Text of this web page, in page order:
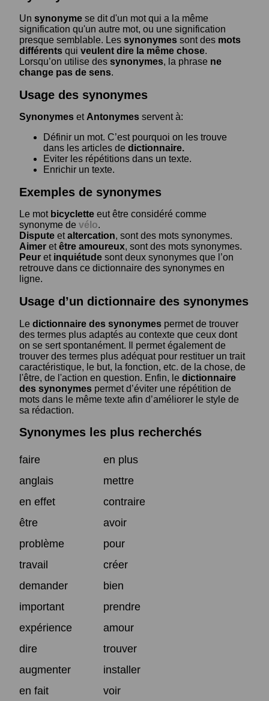
Un synonyme se dit d'un mot qui a la même
signification qu'un autre mot, ou une signification
presque semblable. Les synonymes sont des mots
différents qui veulent dire la même chose.
Lorsqu’on utilise des synonymes, la phrase ne
change pas de sens.
Usage des synonymes
Synonymes et Antonymes servent à:
Définir un mot. C’est pourquoi on les trouve
dans les articles de dictionnaire.
Eviter les répétitions dans un texte.
Enrichir un texte.
Exemples de synonymes
Le mot bicyclette eut être considéré comme
synonyme de vélo.
Dispute etaltercation, sont des mots synonymes.
Aimer etêtre amoureux, sont des mots synonymes.
Peur et inquiétude sont deux synonymes que l’on
retrouve dans ce dictionnaire des synonymes en
ligne.
Usage d’un dictionnaire des synonymes
Le dictionnaire des synonymes permet de trouver
des termes plus adaptés au contexte que ceux dont
on se sert spontanément. Il permet également de
trouver des termes plus adéquat pour restituer un trait
caractéristique, le but, la fonction, etc. de la chose, de
l'être, de l'action en question. Enfin, le dictionnaire
des synonymes permet d’éviter une répétition de
mots dans le même texte afin d’améliorer le style de
sa rédaction.
Synonymes les plus recherchés
faire
en plus
anglais
mettre
en effet
contraire
être
avoir
problème
pour
travail
créer
demander
bien
important
prendre
expérience
amour
dire
trouver
augmenter
installer
en fait
voir